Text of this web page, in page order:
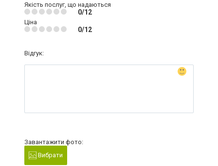
Якість послуг, що надаються
0/12
Ціна
0/12
Відгук:
Завантажити фото:
Вибрати